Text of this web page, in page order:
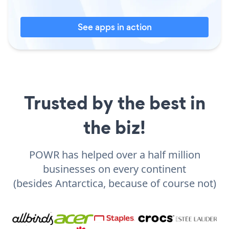
See apps in action
Trusted by the best in
the biz!
POWR has helped over a half million
businesses on every continent
(besides Antarctica, because of course not)